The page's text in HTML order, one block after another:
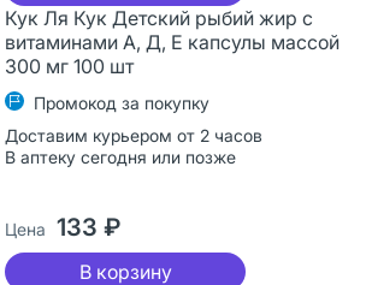
Кук Ля Кук Детский рыбий жир с
витаминами А, Д, Е капсулы массой
300 мг 100 шт
Промокод за покупку
Доставим курьером от 2 часов
В аптеку сегодня или позже
Цена 133 ₽
В корзину